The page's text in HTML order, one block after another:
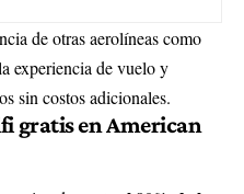
de otras aerolíneas como
experiencia de vuelo y
sin costos adicionales.
gratis en American